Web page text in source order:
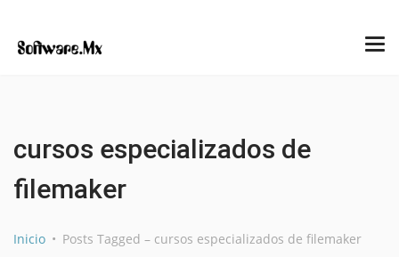
cursos especializados de
filemaker
Inicio Posts Tagged – cursos especializados de filemaker